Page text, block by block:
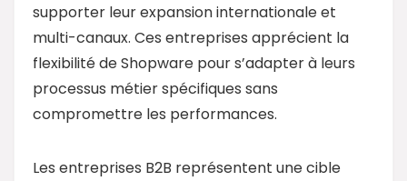
supporter leur expansion internationale et
multi-canaux. Ces entreprises apprécient la
flexibilité de Shopware pour s’adapter à leurs
processus métier spécifiques sans
compromettre les performances.
Les entreprises B2B représentent une cible